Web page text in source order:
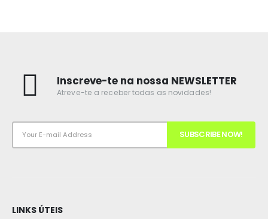
Inscreve-te na nossa NEWSLETTER
Atreve-te a receber todas as novidades!
LINKS ÚTEIS